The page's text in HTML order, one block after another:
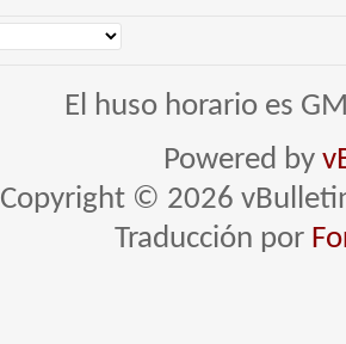
El huso horario es
Powered by
Copyright © 2026
Traducción por